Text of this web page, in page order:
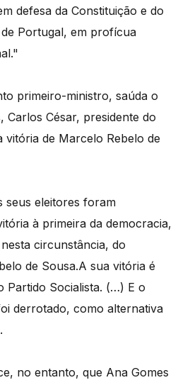
defesa da Constituição e do
Portugal, em profícua
primeiro-ministro, saúda o
Carlos César, presidente do
vitória de Marcelo Rebelo de
seus eleitores foram
à primeira da democracia,
circunstância, do
de Sousa.A sua vitória é
Partido Socialista. (…) E o
derrotado, como alternativa
no entanto, que Ana Gomes